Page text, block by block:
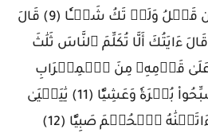
هَيِّنٞ وَقَدۡ خَلَقۡتُكَ مِن قَبۡلُ وَلَمۡ تَكُ شَيۡـٔٗا (9) قَالَ
أَلَّا تُكَلِّمَ ٱلنَّاسَ ثَلَٰثَ
(10) فَخَرَجَ عَلَىٰ قَوۡمِهِۦ مِنَ ٱلۡمِحۡرَابِ
فَأَوۡحَىٰٓ إِلَيۡهِمۡ أَن سَبِّحُواْ بُكۡرَةٗ وَعَشِيّٗا (11) يَٰيَحۡيَىٰ
خُذِ ٱلۡكِتَٰبَ بِقُوَّةٖۖ وَءَاتَيۡنَٰهُ ٱلۡحُكۡمَ صَبِيّٗا (12)